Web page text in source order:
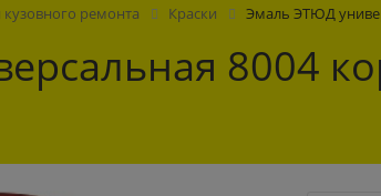
ремонта Краски Эмаль ЭТЮД
8004